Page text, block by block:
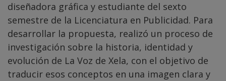
diseñadora gráfica y estudiante del sexto
semestre de la Licenciatura en Publicidad. Para
desarrollar la propuesta, realizó un proceso de
investigación sobre la historia, identidad y
evolución de La Voz de Xela, con el objetivo de
traducir esos conceptos en una imagen clara y